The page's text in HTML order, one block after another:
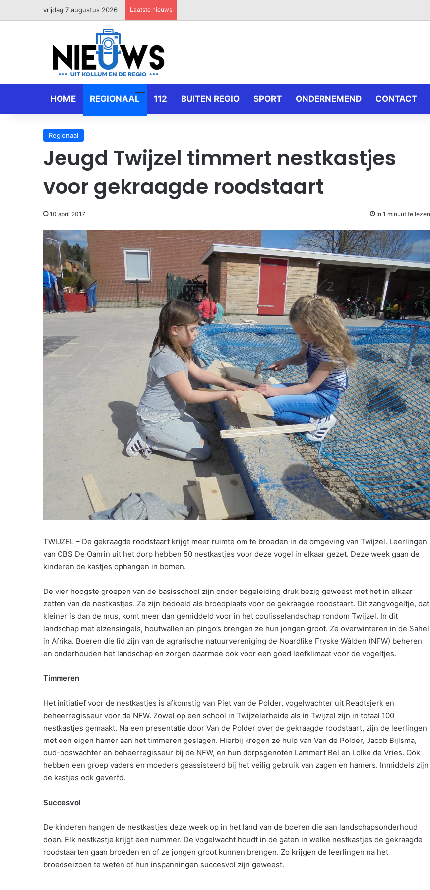
vrijdag 7 augustus 2026 Laatste nieuws
HOME REGIONAAL 112 BUITEN REGIO SPORT ONDERNEMEND CONTACT
Regionaal
Jeugd Twijzel timmert nestkastjes
voor gekraagde roodstaart
10 april 2017 In 1 minuut te lezen
TWIJZEL – De gekraagde roodstaart krijgt meer ruimte om te broeden in de omgeving van Twijzel. Leerlingen
van CBS De Oanrin uit het dorp hebben 50 nestkastjes voor deze vogel in elkaar gezet. Deze week gaan de
kinderen de kastjes ophangen in bomen.
De vier hoogste groepen van de basisschool zijn onder begeleiding druk bezig geweest met het in elkaar
zetten van de nestkastjes. Ze zijn bedoeld als broedplaats voor de gekraagde roodstaart. Dit zangvogeltje, dat
kleiner is dan de mus, komt meer dan gemiddeld voor in het coulisselandschap rondom Twijzel. In dit
landschap met elzensingels, houtwallen en pingo’s brengen ze hun jongen groot. Ze overwinteren in de Sahel
in Afrika. Boeren die lid zijn van de agrarische natuurvereniging de Noardlike Fryske Wâlden (NFW) beheren
en onderhouden het landschap en zorgen daarmee ook voor een goed leefklimaat voor de vogeltjes.
Timmeren
Het initiatief voor de nestkastjes is afkomstig van Piet van de Polder, vogelwachter uit Readtsjerk en
beheerregisseur voor de NFW. Zowel op een school in Twijzelerheide als in Twijzel zijn in totaal 100
nestkastjes gemaakt. Na een presentatie door Van de Polder over de gekraagde roodstaart, zijn de leerlingen
met een eigen hamer aan het timmeren geslagen. Hierbij kregen ze hulp van Van de Polder, Jacob Bijlsma,
oud-boswachter en beheerregisseur bij de NFW, en hun dorpsgenoten Lammert Bel en Lolke de Vries. Ook
hebben een groep vaders en moeders geassisteerd bij het veilig gebruik van zagen en hamers. Inmiddels zijn
de kastjes ook geverfd.
Succesvol
De kinderen hangen de nestkastjes deze week op in het land van de boeren die aan landschapsonderhoud
doen. Elk nestkastje krijgt een nummer. De vogelwacht houdt in de gaten in welke nestkastjes de gekraagde
roodstaarten gaan broeden en of ze jongen groot kunnen brengen. Zo krijgen de leerlingen na het
broedseizoen te weten of hun inspanningen succesvol zijn geweest.